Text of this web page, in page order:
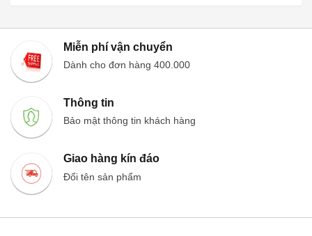
Miễn phí vận chuyển
Dành cho đơn hàng 400.000
Thông tin
Bảo mật thông tin khách hàng
Giao hàng kín đáo
Đổi tên sản phẩm